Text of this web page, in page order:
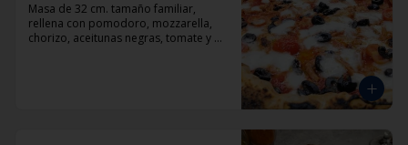
Masa de 32 cm. tamaño familiar,
rellena con pomodoro, mozzarella,
chorizo, aceitunas negras, tomate y